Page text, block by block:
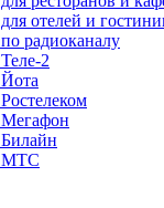
отелей и
радиоканалу
2
МТС